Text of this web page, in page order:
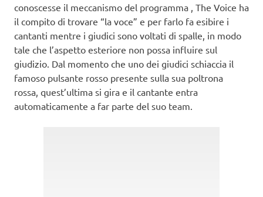
conoscesse il meccanismo del programma , The Voice ha
il compito di trovare “la voce” e per farlo fa esibire i
cantanti mentre i giudici sono voltati di spalle, in modo
tale che l’aspetto esteriore non possa influire sul
giudizio. Dal momento che uno dei giudici schiaccia il
famoso pulsante rosso presente sulla sua poltrona
rossa, quest’ultima si gira e il cantante entra
automaticamente a far parte del suo team.